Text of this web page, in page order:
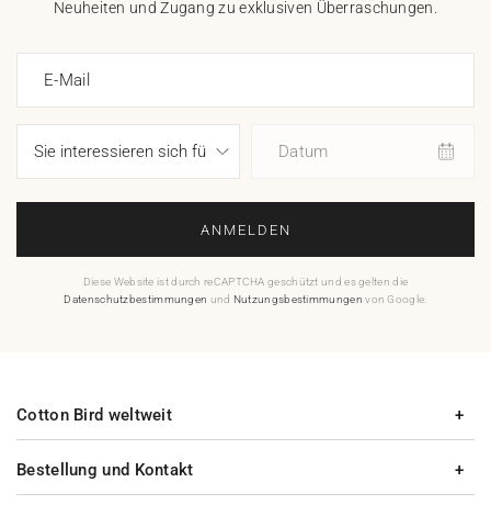
Neuheiten und Zugang zu exklusiven Überraschungen.
E-Mail
Datum
ANMELDEN
Diese Website ist durch reCAPTCHA geschützt und es gelten die
Datenschutzbestimmungen und Nutzungsbestimmungen von Google.
Bestellung und Kontakt
Cotton Bird weltweit